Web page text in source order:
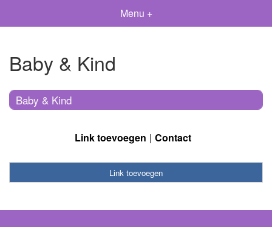
Menu +
Baby & Kind
Baby & Kind
Link toevoegen Contact
Link toevoegen